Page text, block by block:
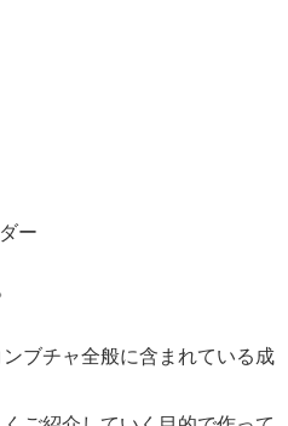
ー
ブチャ全般に含まれている成